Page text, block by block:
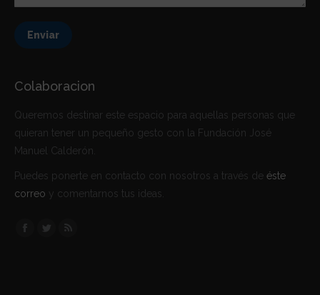
Enviar
Colaboracion
Queremos destinar este espacio para aquellas personas que
quieran tener un pequeño gesto con la Fundación José
Manuel Calderón.
Puedes ponerte en contacto con nosotros a través de éste
correo y comentarnos tus ideas.
Encuéntranos en: